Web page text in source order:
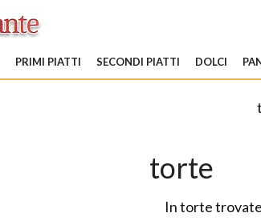
PRIMI PIATTI SECONDI PIATTI DOLCI
torte
In torte